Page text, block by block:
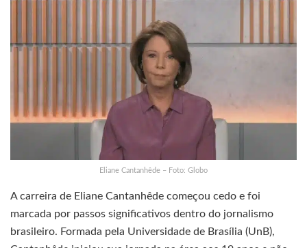
Eliane Cantanhêde – Foto: Globo
A carreira de Eliane Cantanhêde começou cedo e foi
marcada por passos significativos dentro do jornalismo
brasileiro. Formada pela Universidade de Brasília (UnB),